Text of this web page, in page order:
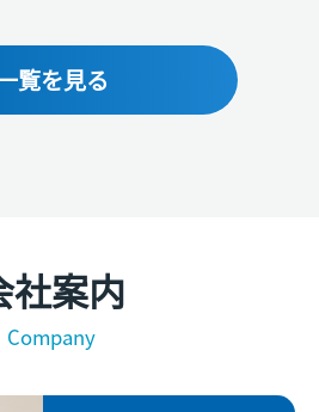
覧を見る
社案内
Company